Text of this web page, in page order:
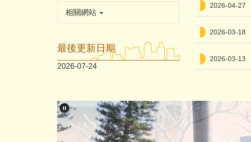
相關網站
最後更新日期
2026-07-24
2026-04-27
2026-03-18
2026-03-13